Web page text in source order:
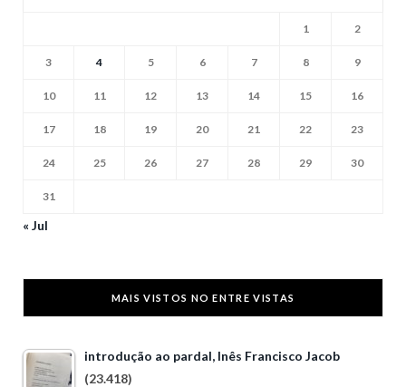
1 2
3 4 5 6 7 8 9
10 11 12 13 14 15 16
17 18 19 20 21 22 23
24 25 26 27 28 29 30
31
« Jul
MAIS VISTOS NO ENTRE VISTAS
introdução ao pardal, Inês Francisco Jacob
(23.418)